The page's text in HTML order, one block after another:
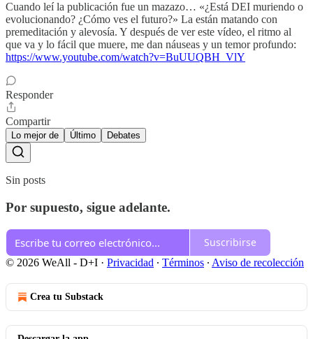
Cuando leí la publicación fue un mazazo… «¿Está DEI muriendo o
evolucionando? ¿Cómo ves el futuro?» La están matando con
premeditación y alevosía. Y después de ver este vídeo, el ritmo al
que va y lo fácil que muere, me dan náuseas y un temor profundo:
https://www.youtube.com/watch?v=BuUUQBH_VlY
Responder
Compartir
Lo mejor de Último Debates
Sin posts
Por supuesto, sigue adelante.
Suscribirse
© 2026 WeAll - D+I · Privacidad ∙ Términos ∙ Aviso de recolección
Crea tu Substack